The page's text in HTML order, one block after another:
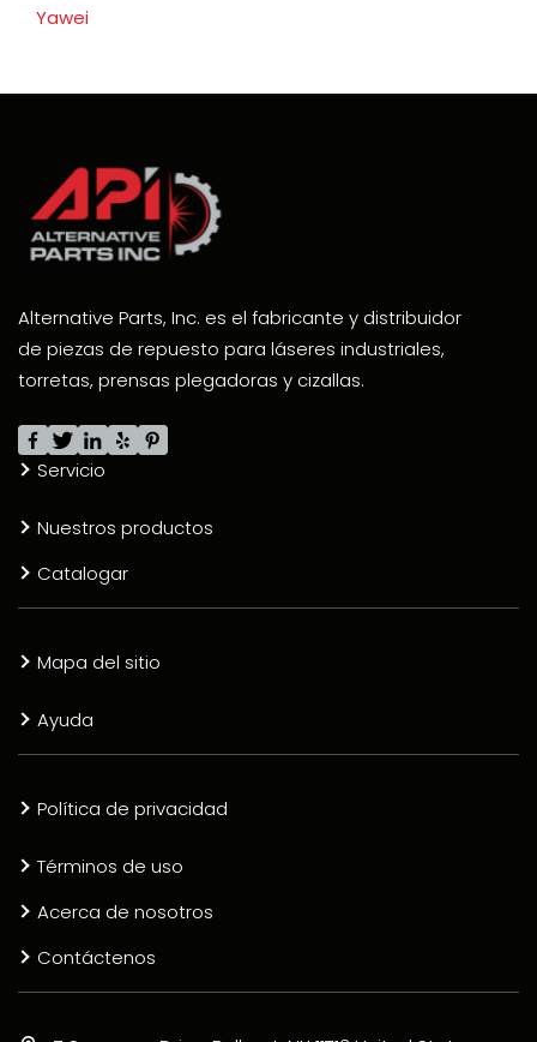
Yawei
Alternative Parts, Inc. es el fabricante y distribuidor
de piezas de repuesto para láseres industriales,
torretas, prensas plegadoras y cizallas.
Servicio
Nuestros productos
Catalogar
Mapa del sitio
Ayuda
Política de privacidad
Términos de uso
Acerca de nosotros
Contáctenos